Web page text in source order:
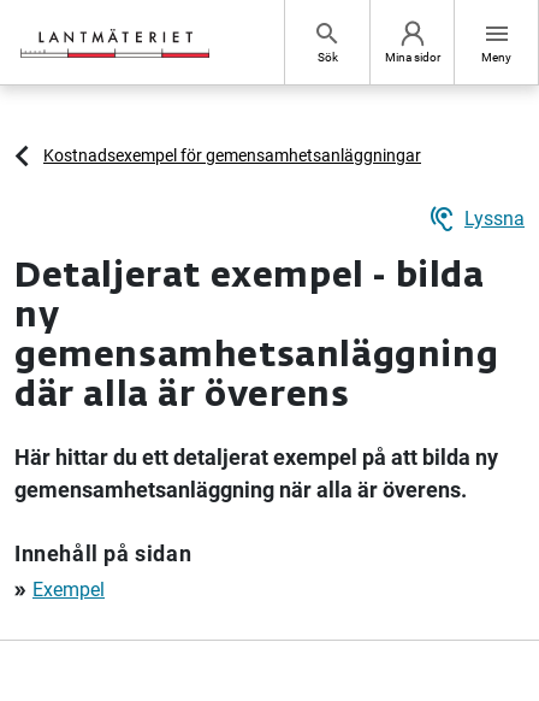
search
Sök Mina sidor
menu
Meny
Kostnadsexempel för gemensamhetsanläggningar
hearing Lyssna
Detaljerat exempel - bilda
ny
gemensamhetsanläggning
där alla är överens
Här hittar du ett detaljerat exempel på att bilda ny
gemensamhetsanläggning när alla är överens.
Innehåll på sidan
double_arrow Exempel